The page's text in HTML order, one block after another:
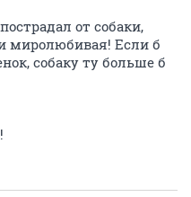
от собаки,
миролюбивая! Если б
собаку ту больше б